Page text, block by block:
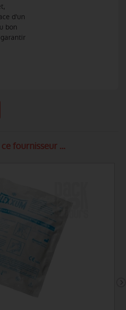
d'un
bon
fournisseur ...